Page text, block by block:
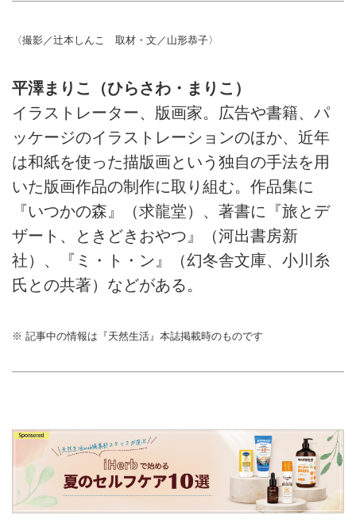
〈撮影／辻本しんこ 取材・文／山形恭子〉
平澤まりこ（ひらさわ・まりこ）
イラストレーター、版画家。広告や書籍、パ
ッケージのイラストレーションのほか、近年
は和紙を使った描版画という独自の手法を用
いた版画作品の制作に取り組む。作品集に
『いつかの森』（求龍堂）、著書に『旅とデ
ザート、ときどきおやつ』（河出書房新
社）、『ミ・ト・ン』（幻冬舎文庫、小川糸
氏との共著）などがある。
※ 記事中の情報は『天然生活』本誌掲載時のものです